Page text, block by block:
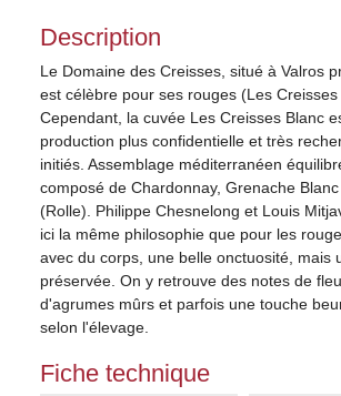
Description
Le Domaine des Creisses, situé à Valros
est célèbre pour ses rouges (Les Creisses
Cependant, la cuvée Les Creisses Blanc
production plus confidentielle et très
initiés. Assemblage méditerranéen
composé de Chardonnay, Grenache
(Rolle). Philippe Chesnelong et Louis
ici la même philosophie que pour les
avec du corps, une belle onctuosité, mais
préservée. On y retrouve des notes de
d'agrumes mûrs et parfois une touche
selon l'élevage.
Fiche technique